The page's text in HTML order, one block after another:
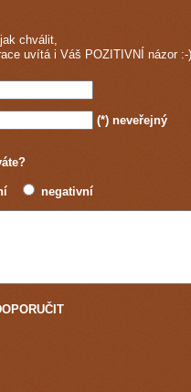
chválit,
uvítá i Váš POZITIVNÍ názor :-)
(*) neveřejný
negativní